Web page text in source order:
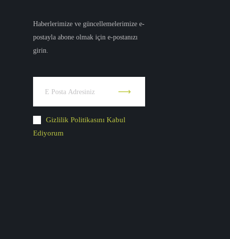
Haberlerimize ve güncellemelerimize e-
postayla abone olmak için e-postanızı
girin.
Gizlilik Politikasını Kabul
Ediyorum